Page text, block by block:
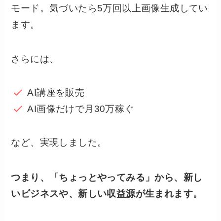
モード。気づいたら5万回以上画像生成してい
ます。
さらには、
AI講座を販売
AI画像だけで月30万稼ぐ
など、実現しました。
つまり、「ちょっとやってみる」から、新し
いビジネスや、新しい収益源が生まれます。